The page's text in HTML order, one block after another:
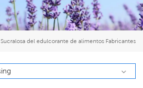
Sucralosa del edulcorante de alimentos Fabricantes